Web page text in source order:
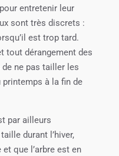
entretenir leur
sont très discrets :
est trop tard.
tout dérangement des
ne pas tailler les
printemps à la fin de
par ailleurs
durant l’hiver,
que l’arbre est en